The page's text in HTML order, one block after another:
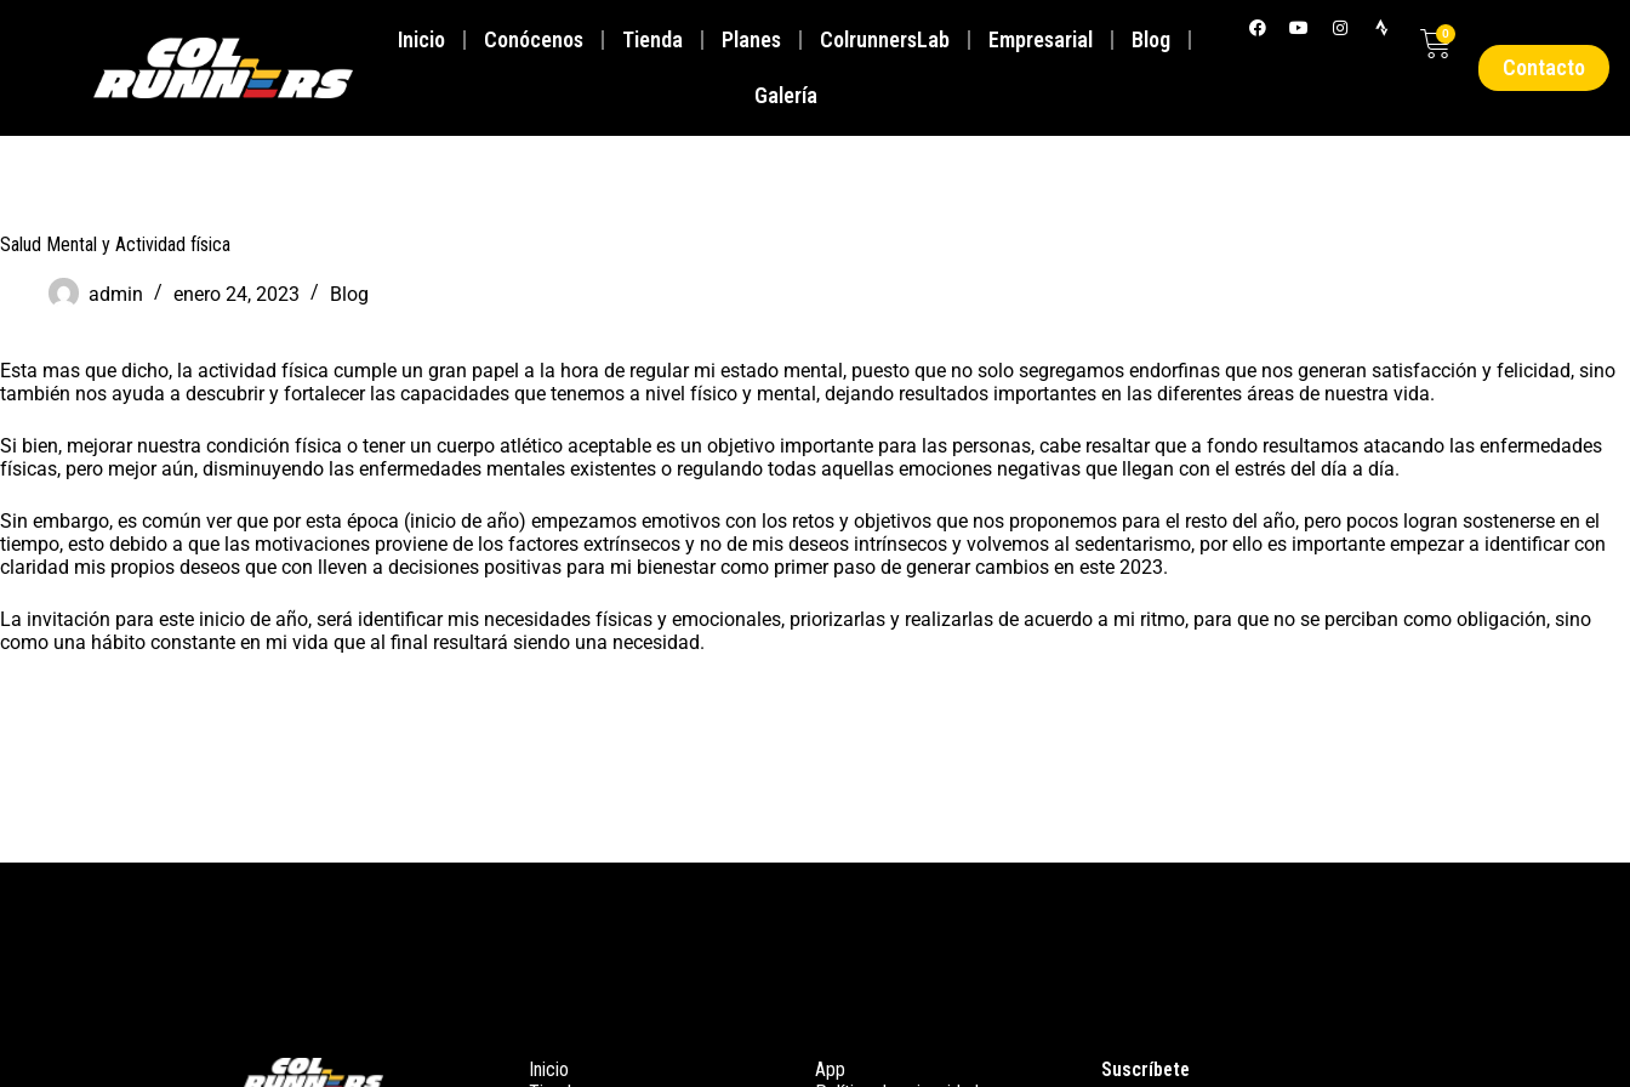
Inicio Conócenos Tienda Planes ColrunnersLab Empresarial Blog
Galería
0
Contacto
Salud Mental y Actividad física
admin enero 24, 2023 Blog
Esta mas que dicho, la actividad física cumple un gran papel a la hora de regular mi estado mental, puesto que no solo segregamos endorfinas que nos generan satisfacción y felicidad, sino
también nos ayuda a descubrir y fortalecer las capacidades que tenemos a nivel físico y mental, dejando resultados importantes en las diferentes áreas de nuestra vida.
Si bien, mejorar nuestra condición física o tener un cuerpo atlético aceptable es un objetivo importante para las personas, cabe resaltar que a fondo resultamos atacando las enfermedades
físicas, pero mejor aún, disminuyendo las enfermedades mentales existentes o regulando todas aquellas emociones negativas que llegan con el estrés del día a día.
Sin embargo, es común ver que por esta época (inicio de año) empezamos emotivos con los retos y objetivos que nos proponemos para el resto del año, pero pocos logran sostenerse en el
tiempo, esto debido a que las motivaciones proviene de los factores extrínsecos y no de mis deseos intrínsecos y volvemos al sedentarismo, por ello es importante empezar a identificar con
claridad mis propios deseos que con lleven a decisiones positivas para mi bienestar como primer paso de generar cambios en este 2023.
La invitación para este inicio de año, será identificar mis necesidades físicas y emocionales, priorizarlas y realizarlas de acuerdo a mi ritmo, para que no se perciban como obligación, sino
como una hábito constante en mi vida que al final resultará siendo una necesidad.
Inicio
App
Suscríbete